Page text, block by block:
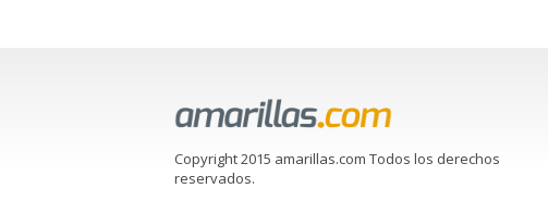
Copyright 2015 amarillas.com Todos los derechos
reservados.